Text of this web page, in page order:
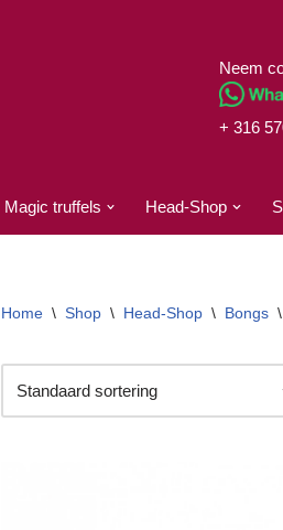
Neem
+ 316
Magic truffels Head-Shop
Home \ Shop \ Head-Shop \ Bongs \